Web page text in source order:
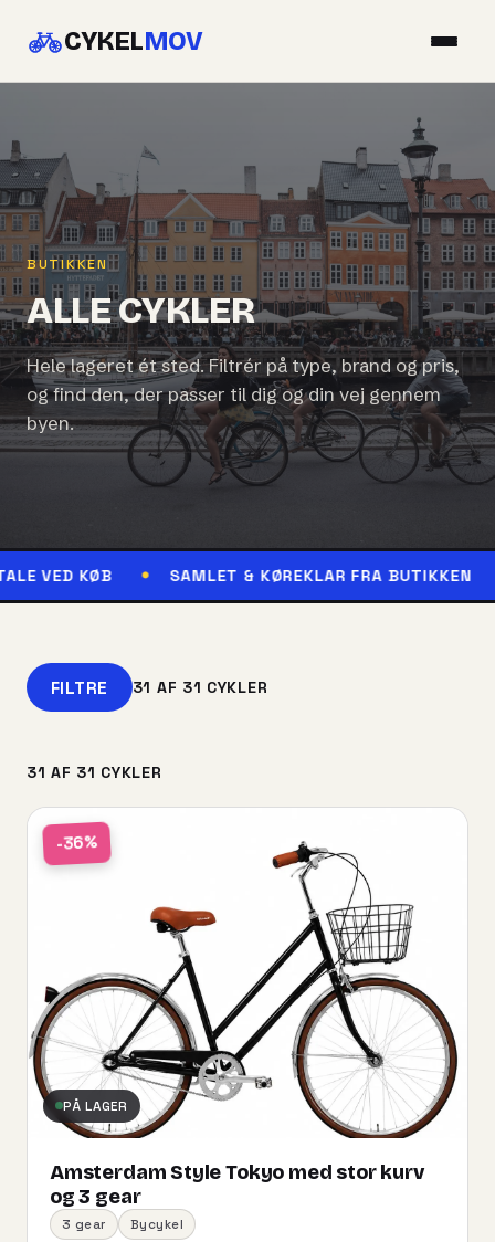
CYKELMOV
BUTIKKEN
ALLE CYKLER
Hele lageret ét sted. Filtrér på type, brand og pris,
og find den, der passer til dig og din vej gennem
byen.
SAMLET & KØREKLAR FRA BUTIKKEN
FILTRE 31 AF 31 CYKLER
31 AF 31 CYKLER
-36%
PÅ LAGER
Amsterdam Style Tokyo med stor kurv
og 3 gear
3 gear Bycykel